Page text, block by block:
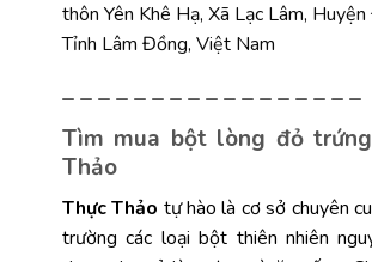
thôn Yên Khê Hạ, Xã Lạc Lâm,
Tỉnh Lâm Đồng, Việt Nam
– – – – – – – – – – – – – – – – –
Tìm mua bột lòng đỏ
Thảo
Thực Thảo tự hào là cơ sở chuyên
trường các loại bột thiên nhiên